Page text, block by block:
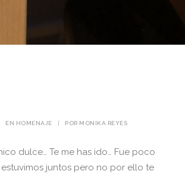
EN HOMENAJE | POR MONIKA REYES
dulce… Te me has ido… Fue poco
juntos pero no por ello te